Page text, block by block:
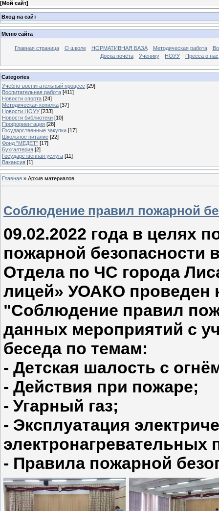
[Мой сайт]
Вход на сайт
Меню сайта
Главная страница О школе НОРМАТИВНАЯ БАЗА Методическая работа
Доска почёта
Ученику НОУУ Пресса о нас
Categories
Учебно-воспитательный процесс [29]
Воспитательная работа [411]
Новости спорта [24]
Методическая копилка [37]
Новости НОУУ [233]
Новости библиотеки [10]
Профориентация [28]
Государственные закупки [17]
Школьное питание [22]
Фонд "МЕДЕТ" [17]
Бухгалтерия [2]
Государственная услуга [11]
Вакансия [1]
Главная » Архив материалов
Соблюдение правил пожарной
09.02.2022 года в целях
пожарной безопасности
Отдела по ЧС города
лицей» УОАКО проведен
"Соблюдение правил
данных мероприятий с
беседа по темам:
- Детская шалость с
- Действия при пожаре;
- Угарный газ;
- Эксплуатация
электронагревательных
- Правила пожарной